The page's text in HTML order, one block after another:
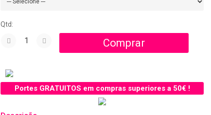
Qtd:
Portes GRATUITOS em compras superiores a 50€ !